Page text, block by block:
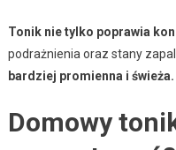
Tonik nie tylko poprawia
podrażnienia oraz stany
bardziej promienna i świeża.
Domowy